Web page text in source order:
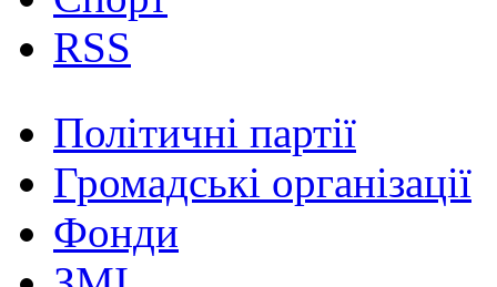
RSS
Політичні партії
Громадські організації
Фонди